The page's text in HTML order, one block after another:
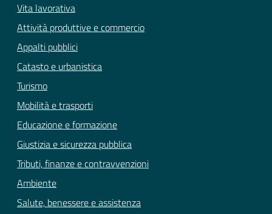
Vita lavorativa
Attività produttive e commercio
Appalti pubblici
Catasto e urbanistica
Turismo
Mobilità e trasporti
Educazione e formazione
Giustizia e sicurezza pubblica
Tributi, finanze e contravvenzioni
Ambiente
Salute, benessere e assistenza